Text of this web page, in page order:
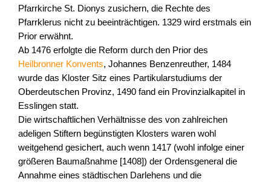
Pfarrkirche St. Dionys zusichern, die Rechte des
Pfarrklerus nicht zu beeinträchtigen. 1329 wird erstmals ein
Prior erwähnt.
Ab 1476 erfolgte die Reform durch den Prior des
Heilbronner Konvents, Johannes Benzenreuther, 1484
wurde das Kloster Sitz eines Partikularstudiums der
Oberdeutschen Provinz, 1490 fand ein Provinzialkapitel in
Esslingen statt.
Die wirtschaftlichen Verhältnisse des von zahlreichen
adeligen Stiftern begünstigten Klosters waren wohl
weitgehend gesichert, auch wenn 1417 (wohl infolge einer
größeren Baumaßnahme [1408]) der Ordensgeneral die
Annahme eines städtischen Darlehens und die